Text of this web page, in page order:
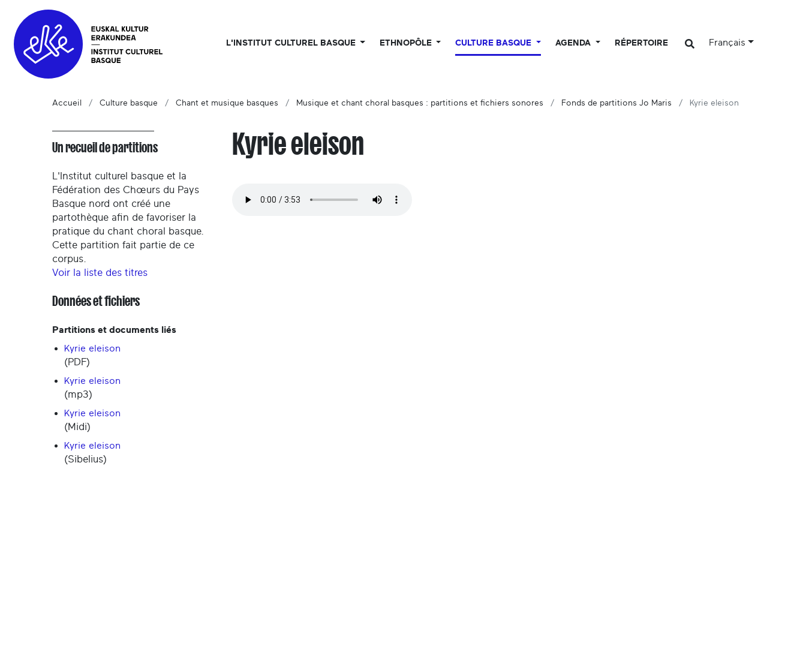
L'INSTITUT CULTUREL BASQUE ETHNOPÔLE CULTURE BASQUE AGENDA RÉPERTOIRE Français
Accueil Culture basque Chant et musique basques Musique et chant choral basques : partitions et fichiers sonores Fonds de partitions Jo Maris Kyrie eleison
Un recueil de partitions
L'Institut culturel basque et la
Fédération des Chœurs du Pays
Basque nord ont créé une
partothèque afin de favoriser la
pratique du chant choral basque.
Cette partition fait partie de ce
corpus.
Voir la liste des titres
Données et fichiers
Partitions et documents liés
Kyrie eleison
(PDF)
Kyrie eleison
(mp3)
Kyrie eleison
(Midi)
Kyrie eleison
(Sibelius)
Kyrie eleison